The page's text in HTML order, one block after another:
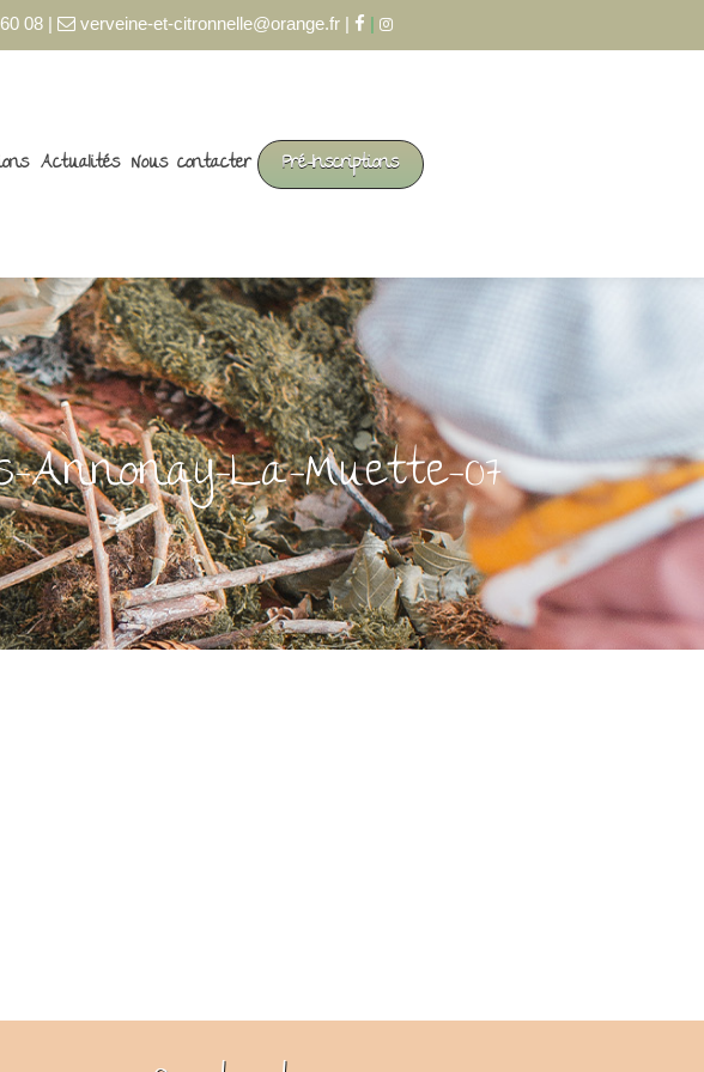
08 | verveine-et-citronnelle@orange.fr | |
Actualités Nous contacter Pré-Inscriptions
Annonay-La-Muette-07